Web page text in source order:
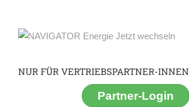
NUR FÜR VERTRIEBSPARTNER-INNEN
Partner-Login